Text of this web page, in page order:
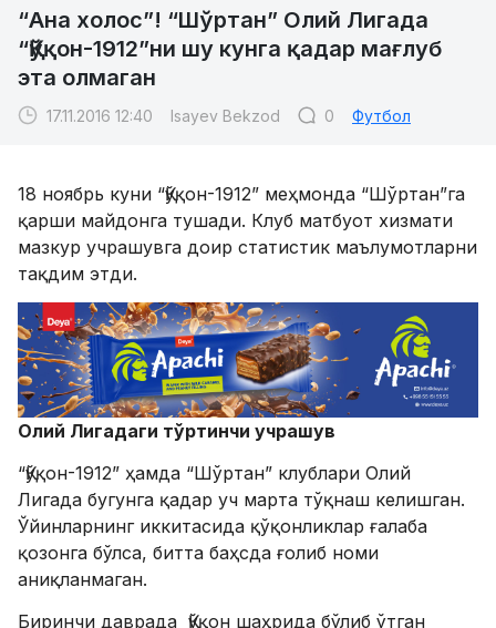
“Ана холос”! “Шўртан” Олий Лигада
“Қўқон-1912”ни шу кунга қадар мағлуб
эта олмаган
17.11.2016 12:40 Isayev Bekzod 0 Футбол
18 ноябрь куни “Қўқон-1912” меҳмонда “Шўртан”га
қарши майдонга тушади. Клуб матбуот хизмати
мазкур учрашувга доир статистик маълумотларни
тақдим этди.
Олий Лигадаги тўртинчи учрашув
“Қўқон-1912” ҳамда “Шўртан” клублари Олий
Лигада бугунга қадар уч марта тўқнаш келишган.
Ўйинларнинг иккитасида қўқонликлар ғалаба
қозонга бўлса, битта баҳсда ғолиб номи
аниқланмаган.
Биринчи даврада Қўқон шаҳрида бўлиб ўтган